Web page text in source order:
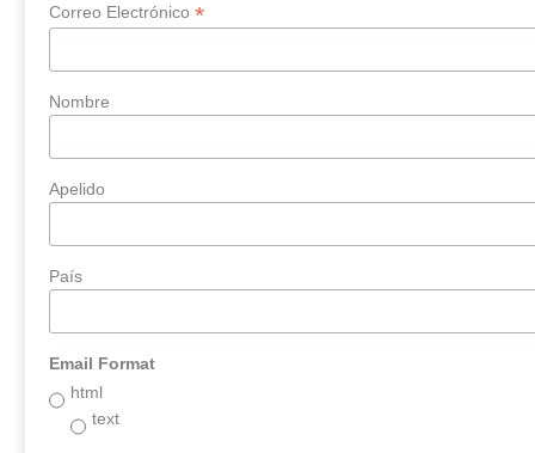
Correo Electrónico*
Nombre
Apelido
País
Email Format
html
text